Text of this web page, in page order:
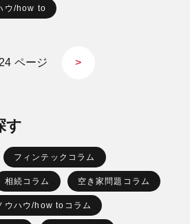
ウ/how to
ページ >
す
フィンテックコラム
相続コラム 空き家問題コラム
ウハウ/how toコラム